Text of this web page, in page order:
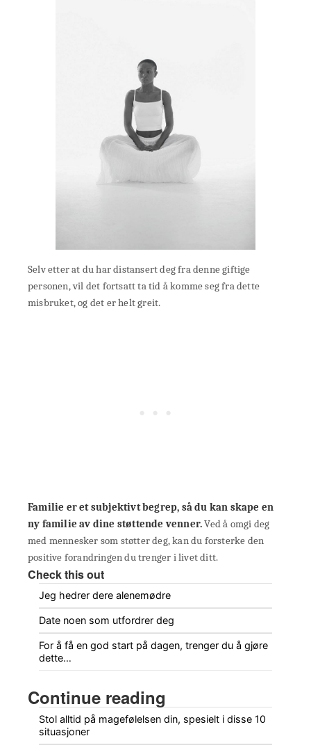
Selv etter at du har distansert deg fra denne giftige
personen, vil det fortsatt ta tid å komme seg fra dette
misbruket, og det er helt greit.
Familie er et subjektivt begrep, så du kan skape en
ny familie av dine støttende venner.Ved å omgi deg
med mennesker som støtter deg, kan du forsterke den
positive forandringen du trenger i livet ditt.
Check this out
Jeg hedrer dere alenemødre
Date noen som utfordrer deg
For å få en god start på dagen, trenger du å gjøre
dette…
Continue reading
Stol alltid på magefølelsen din, spesielt i disse 10
situasjoner